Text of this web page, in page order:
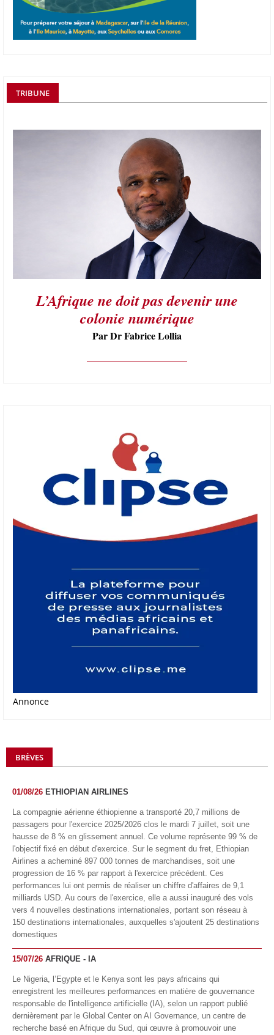
TRIBUNE
L’Afrique ne doit pas devenir une
colonie numérique
Par Dr Fabrice Lollia
Annonce
BRÈVES
01/08/26 ETHIOPIAN AIRLINES
La compagnie aérienne éthiopienne a transporté 20,7 millions de
passagers pour l'exercice 2025/2026 clos le mardi 7 juillet, soit une
hausse de 8 % en glissement annuel. Ce volume représente 99 % de
l'objectif fixé en début d'exercice. Sur le segment du fret, Ethiopian
Airlines a acheminé 897 000 tonnes de marchandises, soit une
progression de 16 % par rapport à l'exercice précédent. Ces
performances lui ont permis de réaliser un chiffre d'affaires de 9,1
milliards USD. Au cours de l'exercice, elle a aussi inauguré des vols
vers 4 nouvelles destinations internationales, portant son réseau à
150 destinations internationales, auxquelles s'ajoutent 25 destinations
domestiques
15/07/26 AFRIQUE - IA
Le Nigeria, l’Egypte et le Kenya sont les pays africains qui
enregistrent les meilleures performances en matière de gouvernance
responsable de l'intelligence artificielle (IA), selon un rapport publié
dernièrement par le Global Center on AI Governance, un centre de
recherche basé en Afrique du Sud, qui œuvre à promouvoir une